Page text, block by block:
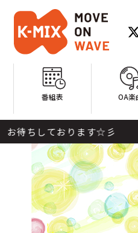
番組表 OA楽
☆彡